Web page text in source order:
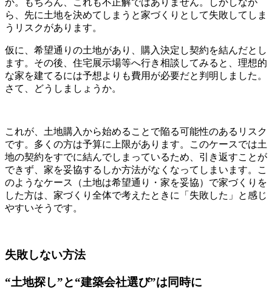
か。もちろん、これも不正解ではありません。しかしなが
ら、先に土地を決めてしまうと家づくりとして失敗してしま
うリスクがあります。
仮に、希望通りの土地があり、購入決定し契約を結んだとし
ます。その後、住宅展示場等へ行き相談してみると、理想的
な家を建てるには予想よりも費用が必要だと判明しました。
さて、どうしましょうか。
これが、土地購入から始めることで陥る可能性のあるリスク
です。多くの方は予算に上限があります。このケースでは土
地の契約をすでに結んでしまっているため、引き返すことが
できず、家を妥協するしか方法がなくなってしまいます。こ
のようなケース（土地は希望通り・家を妥協）で家づくりを
した方は、家づくり全体で考えたときに「失敗した」と感じ
やすいそうです。
失敗しない方法
“土地探し”と“建築会社選び”は同時に